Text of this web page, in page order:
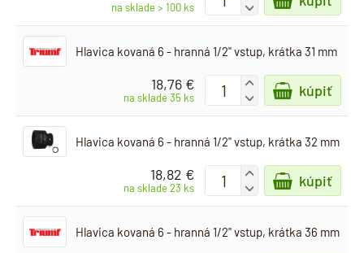
na sklade > 100 ks
-
Hlavica kovaná 6 - hranná 1/2" vstup, krátka 31 mm
18,76 €
na sklade 35 ks
+
-
kúpiť
Hlavica kovaná 6 - hranná 1/2" vstup, krátka 32 mm
18,82 €
na sklade 23 ks
+
-
kúpiť
Hlavica kovaná 6 - hranná 1/2" vstup, krátka 36 mm